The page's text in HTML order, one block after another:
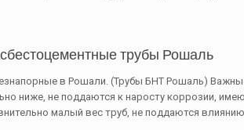
трубы Рошаль
в Рошали. (Трубы БНТ Рошаль)
ниже, не поддаются к наросту коррозии,
малый вес труб, не поддаются